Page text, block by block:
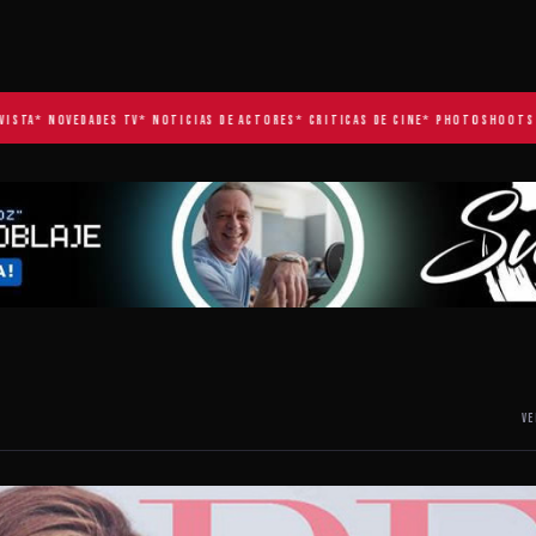
* NOVEDADES TV* NOTICIAS DE ACTORES* CRITICAS DE CINE * PHOTOSHOOTS